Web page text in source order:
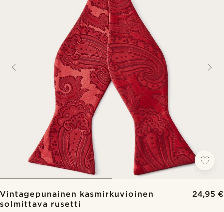
Vintagepunainen kasmirkuvioinen
solmittava rusetti
24,95 €